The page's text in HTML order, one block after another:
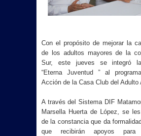
Con el propósito de mejorar la
de los adultos mayores de la
Sur, este jueves se integró
“Eterna Juventud ” al
Acción de la Casa Club del Adulto
A través del Sistema DIF
Marsella Huerta de López, se
de la constancia que da
que recibirán apoyos